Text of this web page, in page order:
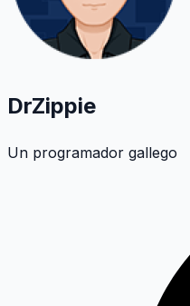
DrZippie
Un programador gallego